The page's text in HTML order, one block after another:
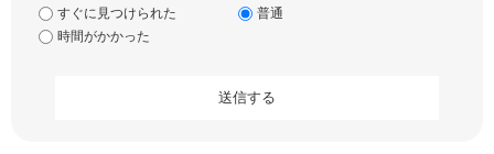
すぐに見つけられた
普通
時間がかかった